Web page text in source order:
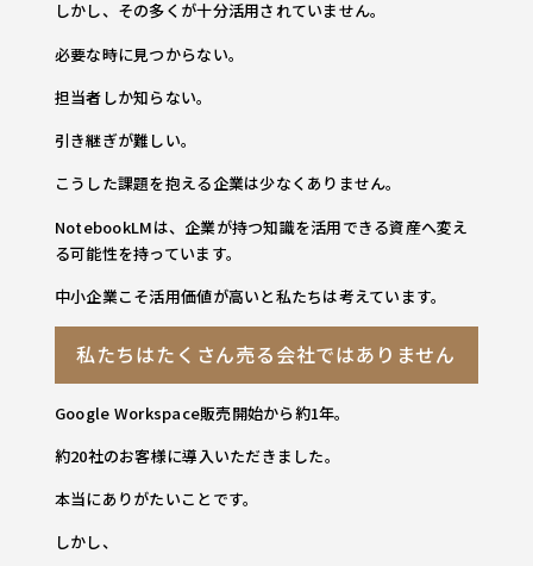
しかし、その多くが十分活用されていません。
必要な時に見つからない。
担当者しか知らない。
引き継ぎが難しい。
こうした課題を抱える企業は少なくありません。
NotebookLMは、企業が持つ知識を活用できる資産へ変え
る可能性を持っています。
中小企業こそ活用価値が高いと私たちは考えています。
私たちはたくさん売る会社ではありません
Google Workspace販売開始から約1年。
約20社のお客様に導入いただきました。
本当にありがたいことです。
しかし、